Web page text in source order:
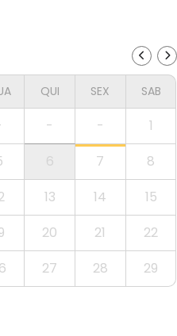
QUI SEX SAB
- -
1
6 7
8
13 14
15
20 21
22
27 28
29